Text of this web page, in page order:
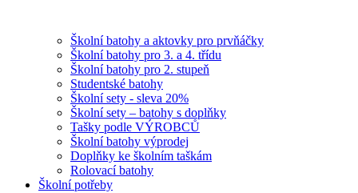
Školní batohy a aktovky pro prvňáčky
Školní batohy pro 3. a 4. třídu
Školní batohy pro 2. stupeň
Studentské batohy
Školní sety - sleva 20%
Školní sety – batohy s doplňky
Tašky podle VÝROBCŮ
Školní batohy výprodej
Doplňky ke školním taškám
Rolovací batohy
Školní potřeby